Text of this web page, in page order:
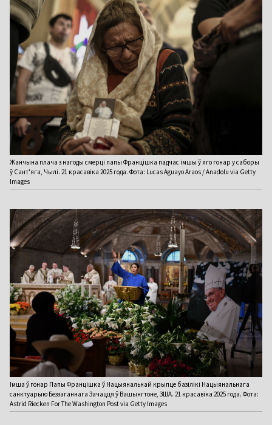
Жанчына плача з нагоды смерці папы Францішка падчас імшы ў яго гонар у саборы
ў Сант'яга, Чылі. 21 красавіка 2025 года. Фота: Lucas Aguayo Araos / Anadolu via Getty
Images
Імша ў гонар Папы Францішка ў Нацыянальнай крыпце базілікі Нацыянальнага
санктуарыю Беззаганнага Зачацця ў Вашынгтоне, ЗША. 21 красавіка 2025 года. Фота:
Astrid Riecken For The Washington Post via Getty Images